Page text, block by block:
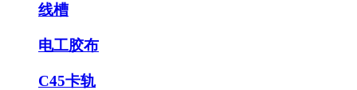
线槽
电工胶布
C45卡轨